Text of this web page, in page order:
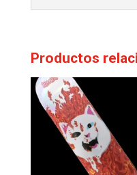
Productos